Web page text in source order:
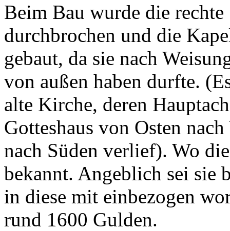
Beim Bau wurde die
durchbrochen und die
gebaut, da sie nach
von außen haben durfte.
alte Kirche, deren
Gotteshaus von Osten
nach Süden verlief). Wo
bekannt. Angeblich sei sie
in diese mit einbezogen
rund 1600 Gulden.